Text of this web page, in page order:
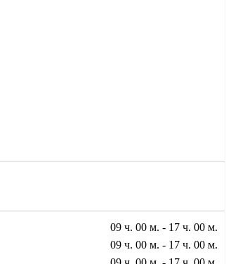
09 ч. 00 м. - 17 ч. 00 м.
09 ч. 00 м. - 17 ч. 00 м.